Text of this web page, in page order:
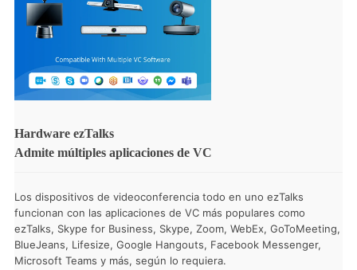
Hardware ezTalks
Admite múltiples aplicaciones de VC
Los dispositivos de videoconferencia todo en uno ezTalks
funcionan con las aplicaciones de VC más populares como
ezTalks, Skype for Business, Skype, Zoom, WebEx, GoToMeeting,
BlueJeans, Lifesize, Google Hangouts, Facebook Messenger,
Microsoft Teams y más, según lo requiera.